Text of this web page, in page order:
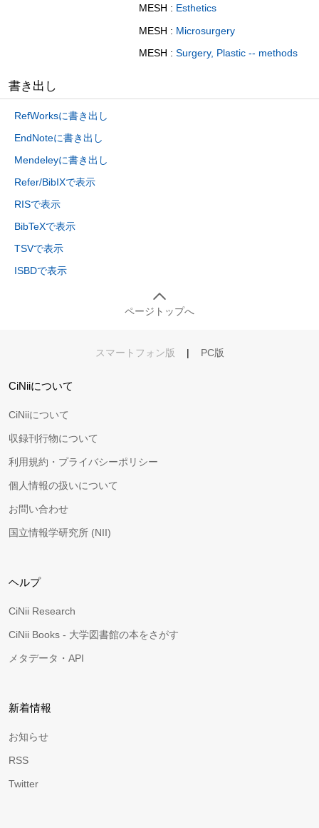
MESH : Esthetics
MESH : Microsurgery
MESH : Surgery, Plastic -- methods
書き出し
RefWorksに書き出し
EndNoteに書き出し
Mendeleyに書き出し
Refer/BibIXで表示
RISで表示
BibTeXで表示
TSVで表示
ISBDで表示
ページトップへ
スマートフォン版 | PC版
CiNiiについて
CiNiiについて
収録刊行物について
利用規約・プライバシーポリシー
個人情報の扱いについて
お問い合わせ
国立情報学研究所 (NII)
ヘルプ
CiNii Research
CiNii Books - 大学図書館の本をさがす
メタデータ・API
新着情報
お知らせ
RSS
Twitter